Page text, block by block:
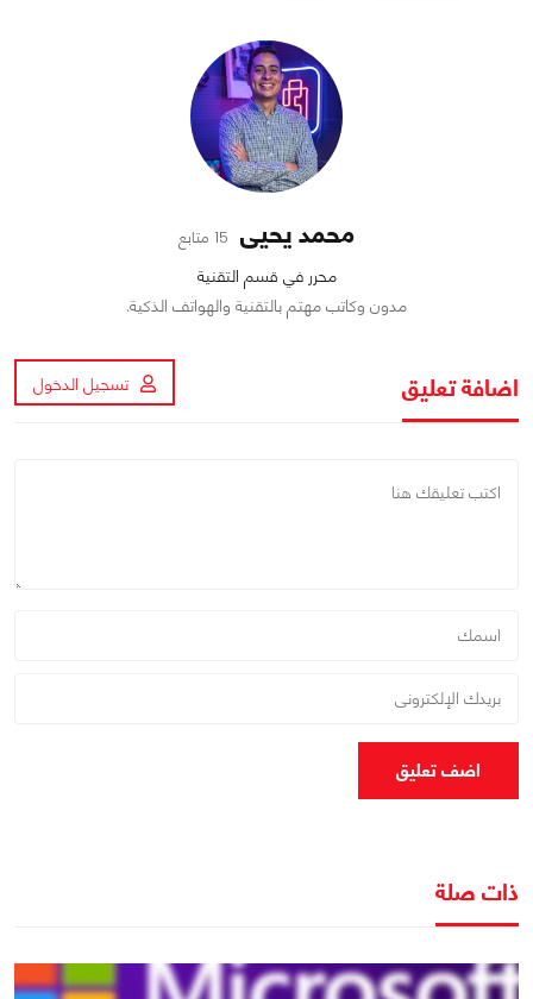
محمد يحيى 15 متابع
محرر في قسم التقنية
مدون وكاتب مهتم بالتقنية والهواتف الذكية.
اضافة تعليق تسجيل الدخول
اضف تعليق
ذات صلة